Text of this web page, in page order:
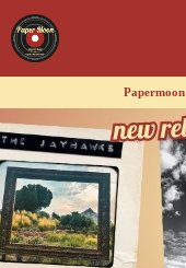
Papermoon